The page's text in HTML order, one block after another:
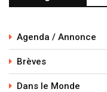
Agenda / Annonce
Brèves
Dans le Monde